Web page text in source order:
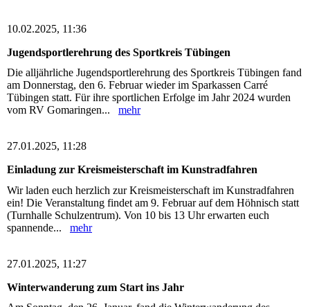
10.02.2025, 11:36
Jugendsportlerehrung des Sportkreis Tübingen
Die alljährliche Jugendsportlerehrung des Sportkreis Tübingen fand
am Donnerstag, den 6. Februar wieder im Sparkassen Carré
Tübingen statt. Für ihre sportlichen Erfolge im Jahr 2024 wurden
vom RV Gomaringen... mehr
27.01.2025, 11:28
Einladung zur Kreismeisterschaft im Kunstradfahren
Wir laden euch herzlich zur Kreismeisterschaft im Kunstradfahren
ein! Die Veranstaltung findet am 9. Februar auf dem Höhnisch statt
(Turnhalle Schulzentrum). Von 10 bis 13 Uhr erwarten euch
spannende... mehr
27.01.2025, 11:27
Winterwanderung zum Start ins Jahr